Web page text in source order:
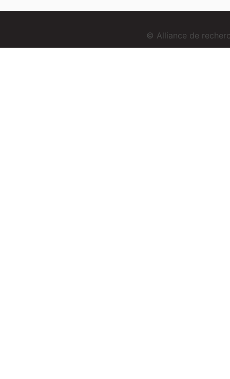
© Alliance de